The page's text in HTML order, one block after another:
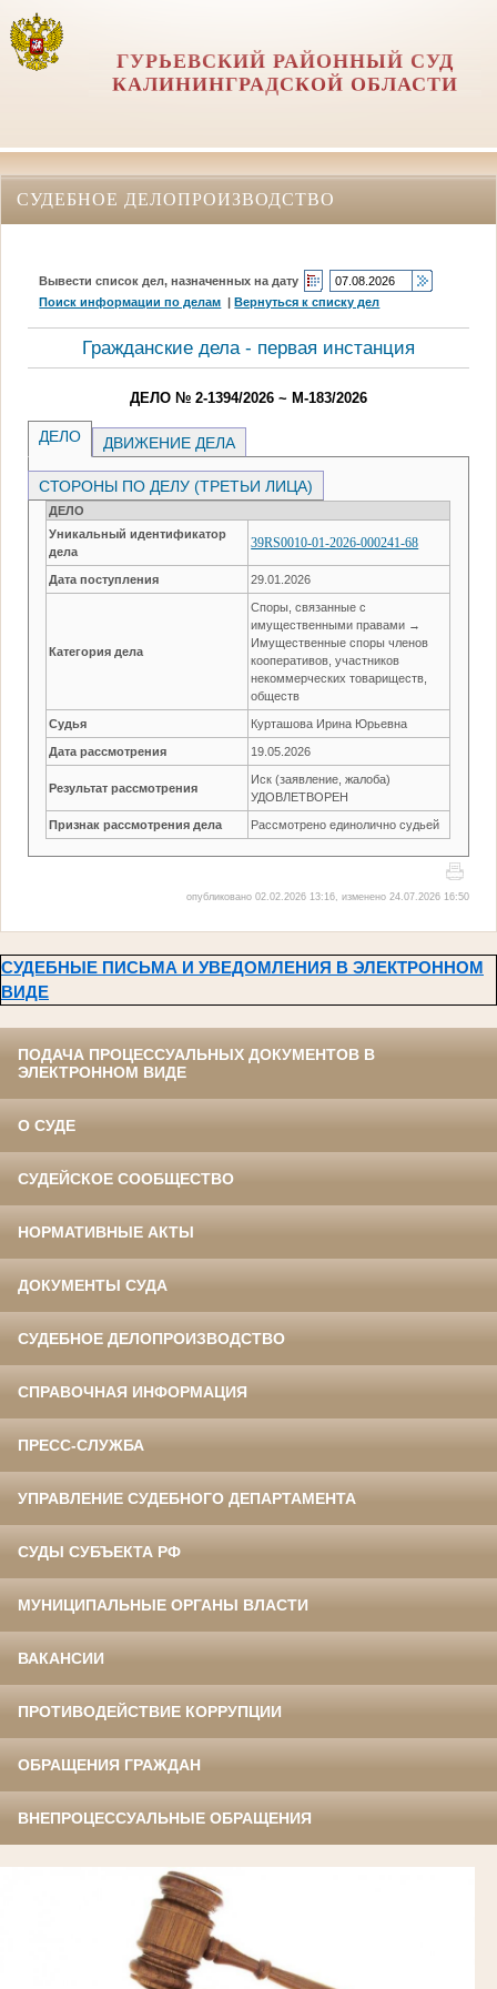
ГУРЬЕВСКИЙ РАЙОННЫЙ СУД
КАЛИНИНГРАДСКОЙ ОБЛАСТИ
СУДЕБНОЕ ДЕЛОПРОИЗВОДСТВО
Вывести список дел, назначенных на дату
Поиск информации по делам |Вернуться к списку дел
Гражданские дела - первая инстанция
ДЕЛО № 2-1394/2026 ~ М-183/2026
ДЕЛО ДВИЖЕНИЕ ДЕЛА
СТОРОНЫ ПО ДЕЛУ (ТРЕТЬИ ЛИЦА)
ДЕЛО
Уникальный идентификатор
дела
39RS0010-01-2026-000241-68
Дата поступления 29.01.2026
Категория дела
Споры, связанные с
имущественными правами →
Имущественные споры членов
кооперативов, участников
некоммерческих товариществ,
обществ
Судья Курташова Ирина Юрьевна
Дата рассмотрения 19.05.2026
Результат рассмотрения
Иск (заявление, жалоба)
УДОВЛЕТВОРЕН
Признак рассмотрения дела Рассмотрено единолично судьей
опубликовано 02.02.2026 13:16, изменено 24.07.2026 16:50
СУДЕБНЫЕ ПИСЬМА И УВЕДОМЛЕНИЯ В ЭЛЕКТРОННОМ
ВИДЕ
ПОДАЧА ПРОЦЕССУАЛЬНЫХ ДОКУМЕНТОВ В
ЭЛЕКТРОННОМ ВИДЕ
О СУДЕ
СУДЕЙСКОЕ СООБЩЕСТВО
НОРМАТИВНЫЕ АКТЫ
ДОКУМЕНТЫ СУДА
СУДЕБНОЕ ДЕЛОПРОИЗВОДСТВО
СПРАВОЧНАЯ ИНФОРМАЦИЯ
ПРЕСС-СЛУЖБА
УПРАВЛЕНИЕ СУДЕБНОГО ДЕПАРТАМЕНТА
СУДЫ СУБЪЕКТА РФ
МУНИЦИПАЛЬНЫЕ ОРГАНЫ ВЛАСТИ
ВАКАНСИИ
ПРОТИВОДЕЙСТВИЕ КОРРУПЦИИ
ОБРАЩЕНИЯ ГРАЖДАН
ВНЕПРОЦЕССУАЛЬНЫЕ ОБРАЩЕНИЯ